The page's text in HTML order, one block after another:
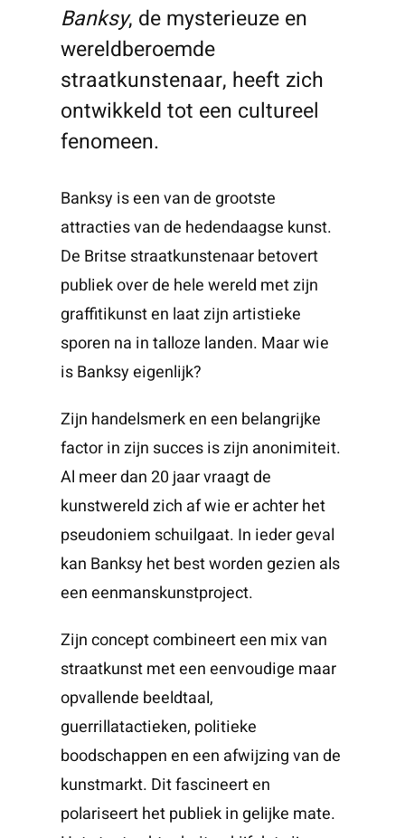
Banksy, de mysterieuze en
wereldberoemde
straatkunstenaar, heeft zich
ontwikkeld tot een cultureel
fenomeen.
Banksy is een van de grootste
attracties van de hedendaagse kunst.
De Britse straatkunstenaar betovert
publiek over de hele wereld met zijn
graffitikunst en laat zijn artistieke
sporen na in talloze landen. Maar wie
is Banksy eigenlijk?
Zijn handelsmerk en een belangrijke
factor in zijn succes is zijn anonimiteit.
Al meer dan 20 jaar vraagt de
kunstwereld zich af wie er achter het
pseudoniem schuilgaat. In ieder geval
kan Banksy het best worden gezien als
een eenmanskunstproject.
Zijn concept combineert een mix van
straatkunst met een eenvoudige maar
opvallende beeldtaal,
guerrillatactieken, politieke
boodschappen en een afwijzing van de
kunstmarkt. Dit fascineert en
polariseert het publiek in gelijke mate.